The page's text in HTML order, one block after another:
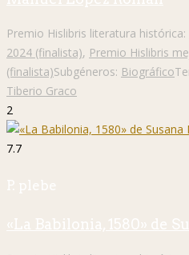
Premio Hislibris literatura histórica:
2024 (finalista), Premio Hislibris
(finalista)Subgéneros: Biográfico
Tiberio Graco
2
7.7
P. plebe
«La Babilonia, 1580» de